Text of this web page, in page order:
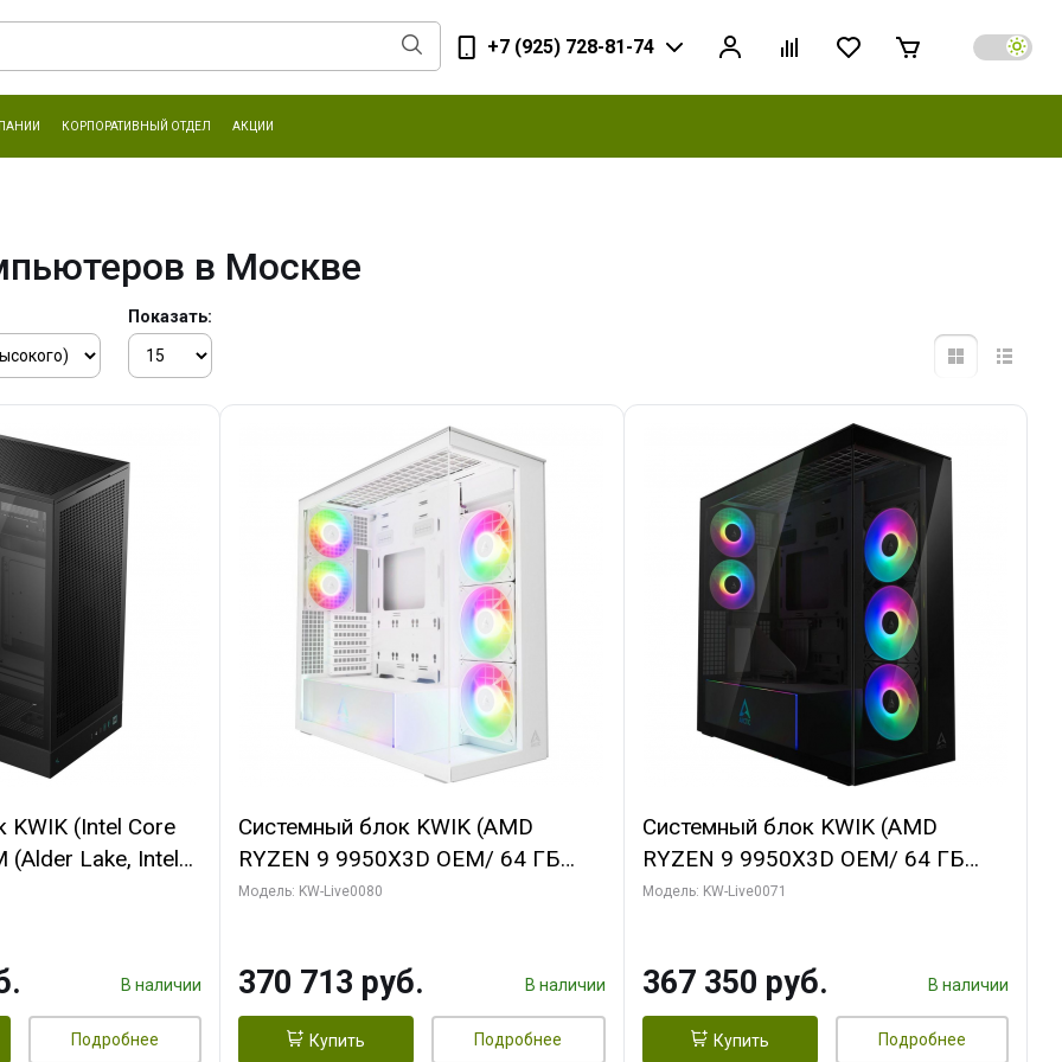
+7 (925) 728-81-74
КОРПОРАТИВНЫЙ ОТДЕЛ АКЦИИ
в Москве
Показать:
KWIK (Intel Core
(Alder Lake, Intel
64 ГБ ОЗУ/ Ninja
В наличии
Подробнее
Системный блок KWIK (AMD
RYZEN 9 9950X3D OEM/ 64 ГБ
ОЗУ/ Palit RTX5080 INFINITY 3 OC
Модель: KW-Live0080
370 713 руб. В наличии
Купить Подробнее
Системный блок KWIK (AMD
RYZEN 9 9950X3D OEM/ 64 ГБ
ОЗУ/ Palit RTX5080 GAMINGPRO
Модель: KW-Live0071
367 350 руб. В наличии
Купить Подробнее